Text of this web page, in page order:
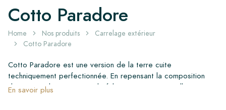
Cotto Paradore
Home Nos produits
Carrelage extérieur
Cotto Paradore
Cotto Paradore est une version de la terre cuite
techniquement perfectionnée. En repensant la composition
d’origine et le processus de fabrication, une nouvelle variante
En savoir plus